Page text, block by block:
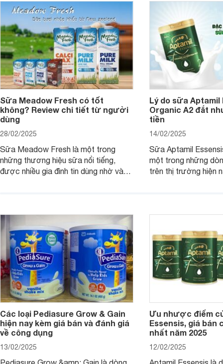
Sữa Meadow Fresh có tốt
không? Review chi tiết từ người
dùng
28/02/2025
Sữa Meadow Fresh là một trong
những thương hiệu sữa nổi tiếng,
được nhiều gia đình tin dùng nhờ vào
dưỡng có gì đặc biệt? Giá sữa
Meadow Fresh trên thị trường hiện
nay ra sao? Hãy cùng tìm hiểu ngay.
Lý do sữa Aptamil
Organic A2 đắt
tiền
14/02/2025
Sữa Aptamil
một trong những
trên thị trường hiện
hơn so với các
4 yếu tố sau.
Các loại Pediasure Grow & Gain
hiện nay kèm giá bán và đánh giá
về công dụng
13/02/2025
Ưu nhược điểm
Essensis, giá bán
nhất năm 2025
12/02/2025